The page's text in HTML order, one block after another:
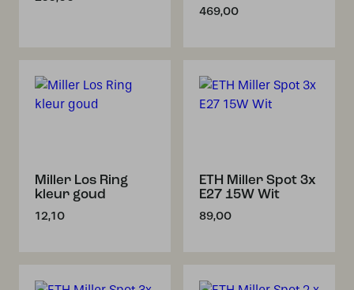
469,00
Miller Los Ring
kleur goud
12,10
ETH Miller Spot 3x
E27 15W Wit
89,00